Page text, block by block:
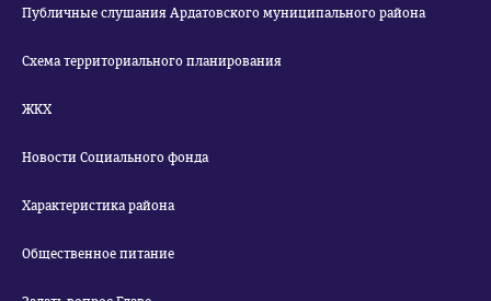
Публичные слушания Ардатовского муниципального района
Схема территориального планирования
ЖКХ
Новости Социального фонда
Характеристика района
Общественное питание